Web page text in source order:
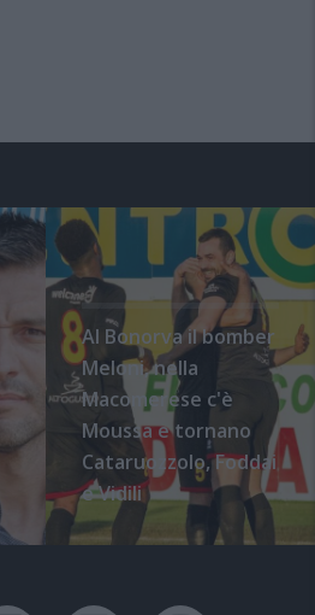
Al Bonorva il bomber
Meloni, nella
Macomerese c'è
Moussa e tornano
Cataruozzolo, Foddai
e Vidili